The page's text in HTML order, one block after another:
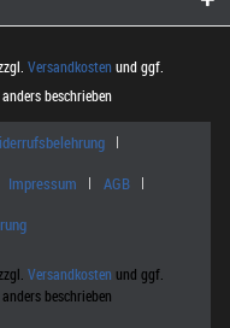
Versandkosten und ggf.
beschrieben
Impressum
AGB
Versandkosten und ggf.
beschrieben